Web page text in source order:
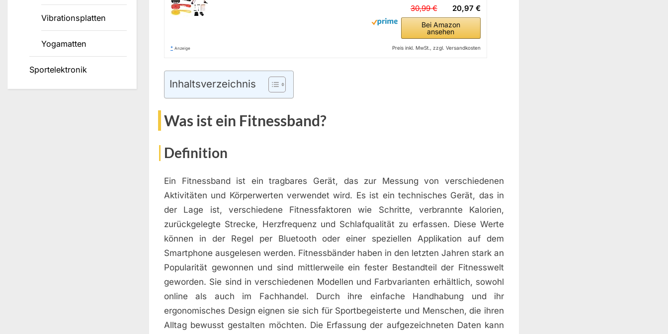
20,97 €
30,99 €
Bei Amazon
ansehen
* Anzeige Preis inkl. MwSt., zzgl. Versandkosten
Inhaltsverzeichnis
Was ist ein Fitnessband?
Definition
Ein Fitnessband ist ein tragbares Gerät, das zur Messung von verschiedenen
Aktivitäten und Körperwerten verwendet wird. Es ist ein technisches Gerät, das in
der Lage ist, verschiedene Fitnessfaktoren wie Schritte, verbrannte Kalorien,
zurückgelegte Strecke, Herzfrequenz und Schlafqualität zu erfassen. Diese Werte
können in der Regel per Bluetooth oder einer speziellen Applikation auf dem
Smartphone ausgelesen werden. Fitnessbänder haben in den letzten Jahren stark an
Popularität gewonnen und sind mittlerweile ein fester Bestandteil der Fitnesswelt
geworden. Sie sind in verschiedenen Modellen und Farbvarianten erhältlich, sowohl
online als auch im Fachhandel. Durch ihre einfache Handhabung und ihr
ergonomisches Design eignen sie sich für Sportbegeisterte und Menschen, die ihren
Alltag bewusst gestalten möchten. Die Erfassung der aufgezeichneten Daten kann
Vibrationsplatten
Yogamatten
Sportelektronik